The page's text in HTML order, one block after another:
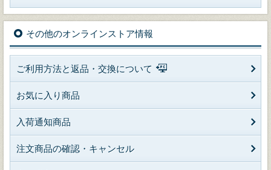
その他のオンラインストア情報
ご利用方法と返品・交換について
お気に入り商品
入荷通知商品
注文商品の確認・キャンセル